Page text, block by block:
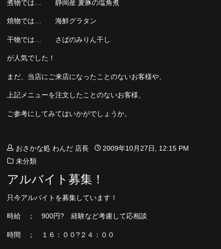
煮物では… 静岡産 麦豚の塩角煮
焼物では… 海鮮グラタン
干物では… さばのみりん干し
が人気でした！
まだ、当店にご来店になったことのないお客様や、
上記メニューを注文したことのないお客様、
ご参考にしてみてはいかがでしょうか。
おさかな処 わんだ 店長
2009年10月27日, 12:15 PM
未分類
アルバイト募集！
只今アルバイトを募集しています！
時給 ； 900円? 経験など考慮して応相談
時間 ； １６：００?２４：００